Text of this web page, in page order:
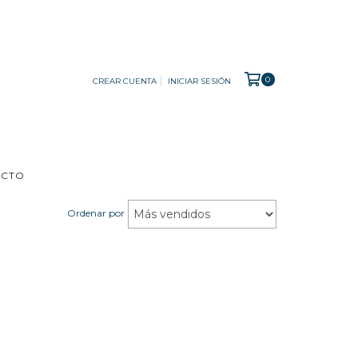
CREAR CUENTA INICIAR SESIÓN 0
Ordenar por